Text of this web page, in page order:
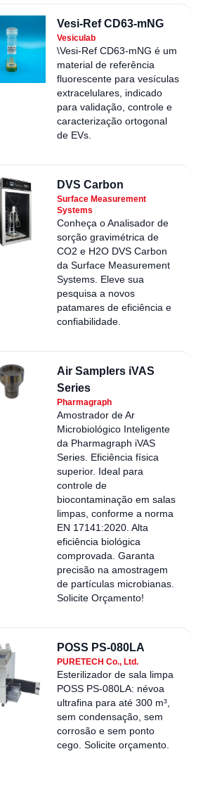
Vesi-Ref CD63-mNG
Vesiculab
\Vesi-Ref CD63-mNG é um
material de referência
fluorescente para vesículas
extracelulares, indicado
para validação, controle e
caracterização ortogonal
de EVs.
DVS Carbon
Surface Measurement
Systems
Conheça o Analisador de
sorção gravimétrica de
CO2 e H2O DVS Carbon
da Surface Measurement
Systems. Eleve sua
pesquisa a novos
patamares de eficiência e
confiabilidade.
Air Samplers iVAS
Series
Pharmagraph
Amostrador de Ar
Microbiológico Inteligente
da Pharmagraph iVAS
Series. Eficiência física
superior. Ideal para
controle de
biocontaminação em salas
limpas, conforme a norma
EN 17141:2020. Alta
eficiência biológica
comprovada. Garanta
precisão na amostragem
de partículas microbianas.
Solicite Orçamento!
POSS PS-080LA
PURETECH Co., Ltd.
Esterilizador de sala limpa
POSS PS-080LA: névoa
ultrafina para até 300 m³,
sem condensação, sem
corrosão e sem ponto
cego. Solicite orçamento.